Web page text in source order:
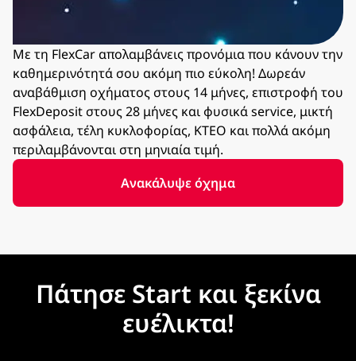
Με τη FlexCar απολαμβάνεις προνόμια που κάνουν την
καθημερινότητά σου ακόμη πιο εύκολη! Δωρεάν
αναβάθμιση οχήματος στους 14 μήνες, επιστροφή του
FlexDeposit στους 28 μήνες και φυσικά service, μικτή
ασφάλεια, τέλη κυκλοφορίας, ΚΤΕΟ και πολλά ακόμη
περιλαμβάνονται στη μηνιαία τιμή.
Ανακάλυψε όχημα
Πάτησε Start και ξεκίνα
ευέλικτα!